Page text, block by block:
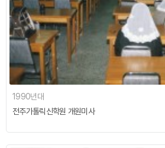
1990년대
전주가톨릭신학원 개원미사